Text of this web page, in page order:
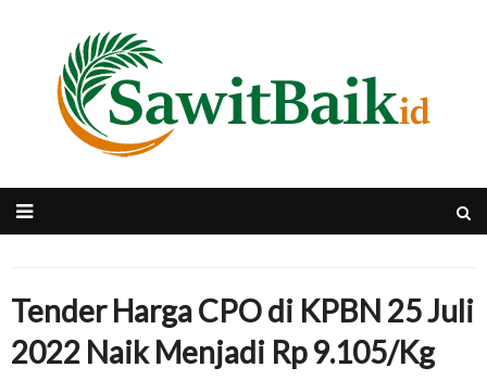
Tender Harga CPO di KPBN 25 Juli
2022 Naik Menjadi Rp 9.105/Kg